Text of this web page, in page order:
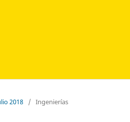
2018 / Ingenierías